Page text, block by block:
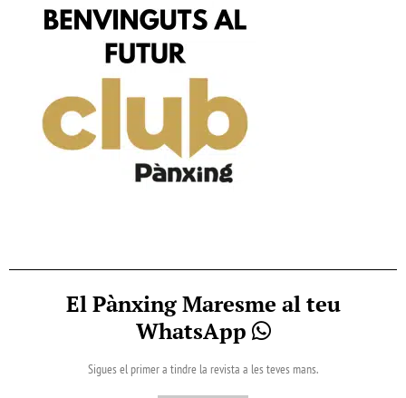
El Pànxing Maresme al teu
WhatsApp
Sigues el primer a tindre la revista a les teves mans.